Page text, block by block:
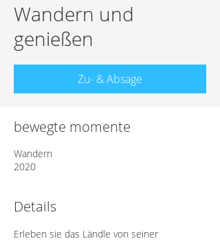
Wandern und
genießen
Zu- & Absage
bewegte momente
Wandern
2020
Details
Erleben sie das Ländle von seiner